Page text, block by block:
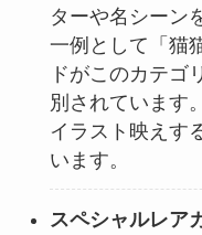
ターや名シーン
一例として「猫
ドがこのカテゴ
別されています
イラスト映えす
います。
スペシャルレア